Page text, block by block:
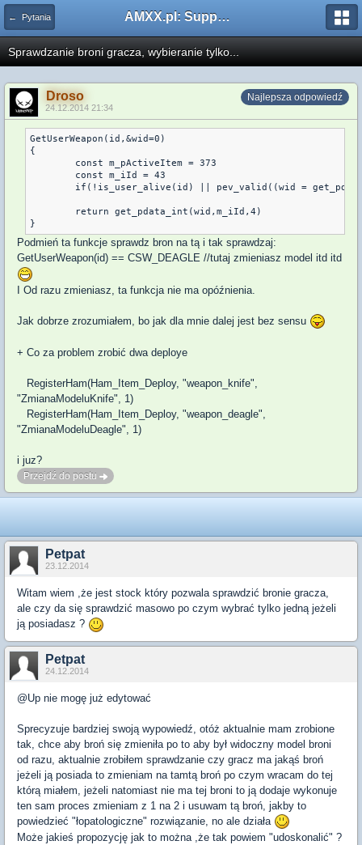
← Pytania AMXX.pl: Support AMX Mod X i SourceMod
Sprawdzanie broni gracza, wybieranie tylko...
Najlepsza odpowiedź
Droso
24.12.2014 21:34
GetUserWeapon(id,&wid=0)
{
Podmień ta funkcje sprawdz bron na tą i tak sprawdzaj:
GetUserWeapon(id) == CSW_DEAGLE //tutaj zmieniasz model itd itd
I Od razu zmieniasz, ta funkcja nie ma opóźnienia.
Jak dobrze zrozumiałem, bo jak dla mnie dalej jest bez sensu
+ Co za problem zrobić dwa deploye
RegisterHam(Ham_Item_Deploy, "weapon_knife",
"ZmianaModeluKnife", 1)
RegisterHam(Ham_Item_Deploy, "weapon_deagle",
"ZmianaModeluDeagle", 1)
i juz?
Przejdź do postu
Petpat
23.12.2014
Witam wiem ,że jest stock który pozwala sprawdzić bronie gracza,
ale czy da się sprawdzić masowo po czym wybrać tylko jedną jeżeli
ją posiadasz ?
Petpat
24.12.2014
@Up nie mogę już edytować
Sprecyzuje bardziej swoją wypowiedź, otóż aktualnie mam zrobione
tak, chce aby broń się zmieniła po to aby był widoczny model broni
od razu, aktualnie zrobiłem sprawdzanie czy gracz ma jakąś broń
jeżeli ją posiada to zmieniam na tamtą broń po czym wracam do tej
którą miałem, jeżeli natomiast nie ma tej broni to ją dodaje wykonuje
ten sam proces zmieniam z 1 na 2 i usuwam tą broń, jakby to
powiedzieć "łopatologiczne" rozwiązanie, no ale działa
Może jakieś propozycję jak to można ,że tak powiem "udoskonalić" ?